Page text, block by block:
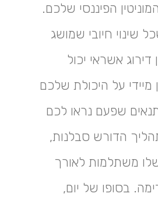
הפיננסי שלכם.
שינוי חיובי שמושג
אשראי יכול
מיידי על היכולת שלכם
שפעם נראו לכם
תהליך הדורש סבלנות,
משתלמות לאורך
בסופו של יום,